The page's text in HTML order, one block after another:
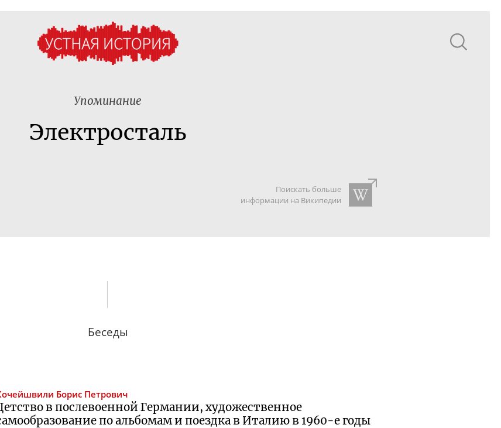
Упоминание
Электросталь
Поискать больше
информации на Википедии
Беседы
Борис Петрович
в послевоенной Германии, художественное
по альбомам и поездка в Италию в1960-егоды